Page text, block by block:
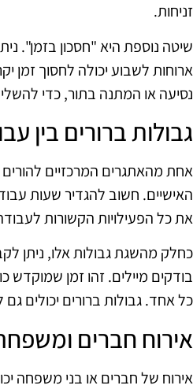
זניחות.
שיטה נוספת היא "חסכון בזמן".
ארוחות לשבוע יכולה לחסוך זמן
נסיעה או המתנה בתור, כדי
גבולות ברורים בין
אחת מהאתגרים המרכזיים להורים
האישיים. חשוב להגדיר שעות
את כל הפעילויות הקשורות
כחלק מהשגת גבולות אלו, ניתן
בודקים מיילים. זהו זמן שמוקדש
כל אחד. גבולות ברורים יכולים
אירוח חברים
אירוח של חברים או בני משפחה